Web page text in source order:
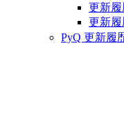
更新
更新
PyQ 更新履